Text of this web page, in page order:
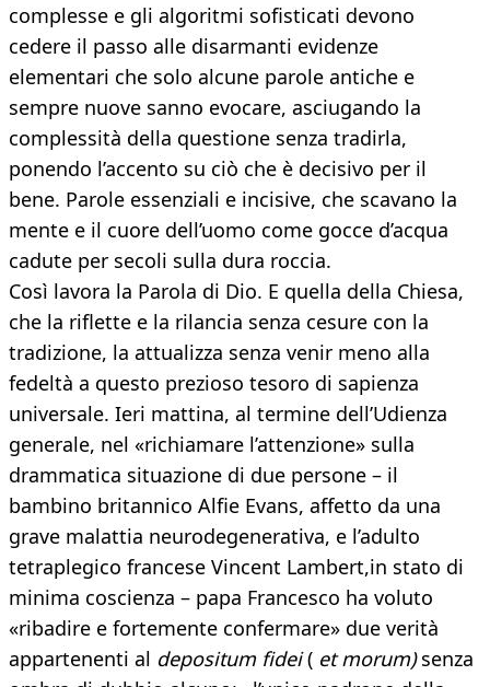
complesse e gli algoritmi sofisticati devono
cedere il passo alle disarmanti evidenze
elementari che solo alcune parole antiche e
sempre nuove sanno evocare, asciugando la
complessità della questione senza tradirla,
ponendo l’accento su ciò che è decisivo per il
bene. Parole essenziali e incisive, che scavano la
mente e il cuore dell’uomo come gocce d’acqua
cadute per secoli sulla dura roccia.
Così lavora la Parola di Dio. E quella della Chiesa,
che la riflette e la rilancia senza cesure con la
tradizione, la attualizza senza venir meno alla
fedeltà a questo prezioso tesoro di sapienza
universale. Ieri mattina, al termine dell’Udienza
generale, nel «richiamare l’attenzione» sulla
drammatica situazione di due persone – il
bambino britannico Alfie Evans, affetto da una
grave malattia neurodegenerativa, e l’adulto
tetraplegico francese Vincent Lambert,in stato di
minima coscienza – papa Francesco ha voluto
«ribadire e fortemente confermare» due verità
appartenenti al depositum fidei( et morum)senza